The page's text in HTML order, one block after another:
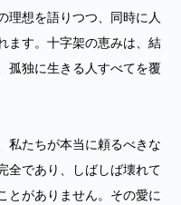
理想を語りつつ、同時に人
ます。十字架の恵みは、結
孤独に生きる人すべてを覆
私たちが本当に頼るべきな
全であり、しばしば壊れて
とがありません。その愛に